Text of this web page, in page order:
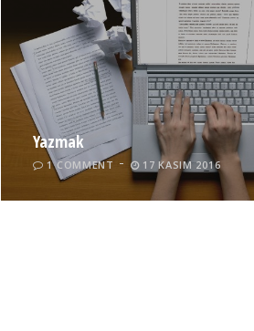
Yazmak
1 COMMENT 17 KASIM 2016